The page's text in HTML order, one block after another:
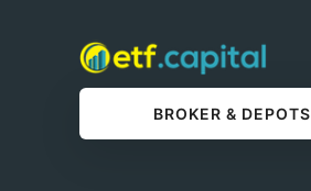
BROKER & DEPOTS